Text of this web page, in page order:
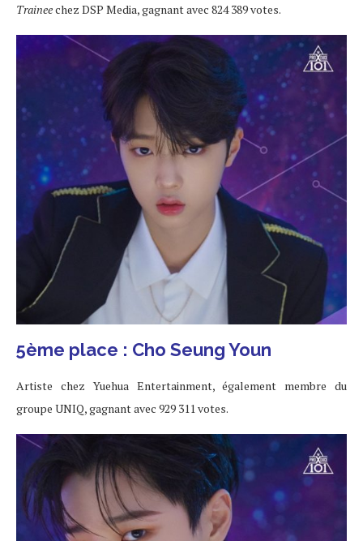
Traineechez DSP Media, gagnant avec 824 389 votes.
5ème place : Cho Seung Youn
Artiste chez Yuehua Entertainment, également membre du
groupe UNIQ, gagnant avec 929 311 votes.